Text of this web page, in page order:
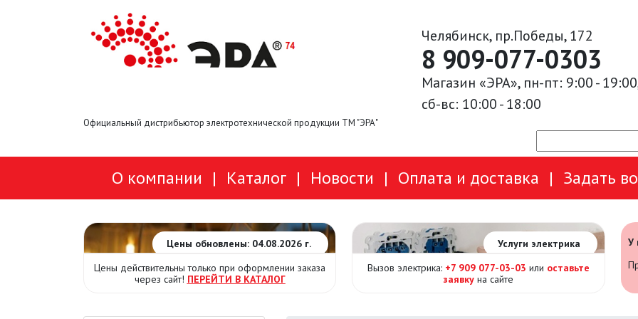
Официальный дистрибьютор электротехнической продукции ТМ "ЭРА"
Челябинск, пр.Победы, 172
8 909-077-0303
Магазин «ЭРА», пн-пт: 9:00 -
сб-вс: 10:00 - 18:00
О компании | Каталог | Новости | Оплата и доставка | Задать
Цены обновлены: 04.08.2026 г.
Цены действительны только при оформлении заказа
через сайт! ПЕРЕЙТИ В КАТАЛОГ
Услуги электрика
Вызов электрика: +7 909 077-03-03 или оставьте
заявку на сайте
У